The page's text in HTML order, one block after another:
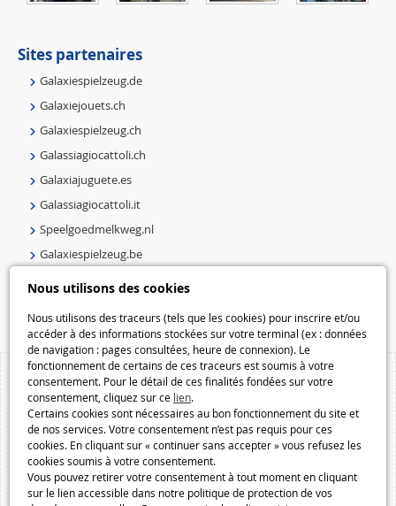
Nous utilisons des cookies
Nous utilisons des traceurs (tels que les cookies) pour inscrire et/ou
accéder à des informations stockées sur votre terminal (ex : données
de navigation : pages consultées, heure de connexion). Le
fonctionnement de certains de ces traceurs est soumis à votre
consentement. Pour le détail de ces finalités fondées sur votre
consentement, cliquez sur ce lien.
Certains cookies sont nécessaires au bon fonctionnement du site et
de nos services. Votre consentement n’est pas requis pour ces
cookies. En cliquant sur « continuer sans accepter » vous refusez les
cookies soumis à votre consentement.
Vous pouvez retirer votre consentement à tout moment en cliquant
sur le lien accessible dans notre politique de protection de vos
Sites partenaires
Galaxiespielzeug.de
Galaxiejouets.ch
Galaxiespielzeug.ch
Galassiagiocattoli.ch
Galaxiajuguete.es
Galassiagiocattoli.it
Speelgoedmelkweg.nl
Galaxiespielzeug.be